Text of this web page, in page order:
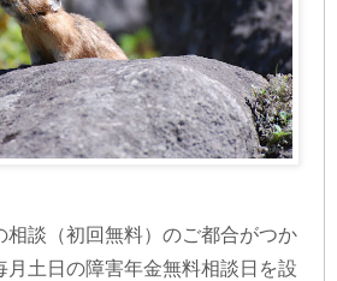
相談（初回無料）のご都合がつか
月土日の障害年金無料相談日を設